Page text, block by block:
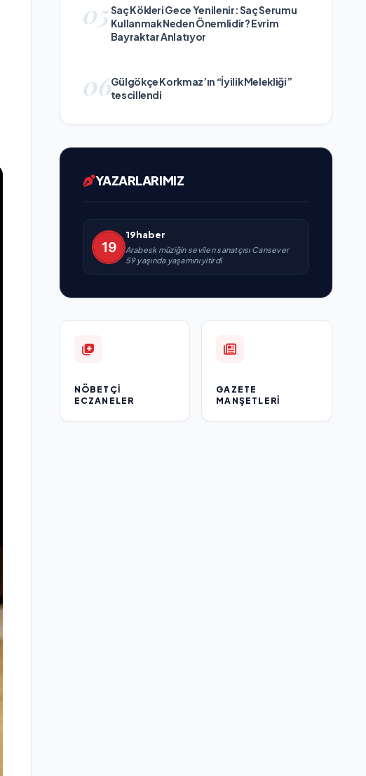
05Saç Kökleri Gece Yenilenir: Saç Serumu
Kullanmak Neden Önemlidir? Evrim
Bayraktar Anlatıyor
06Gülgökçe Korkmaz’ın “İyilik Melekliği”
tescillendi
YAZARLARIMIZ
19haber
Arabesk müziğin sevilen sanatçısı Cansever
59 yaşında yaşamını yitirdi
NÖBETÇI
ECZANELER
GAZETE
MANŞETLERI